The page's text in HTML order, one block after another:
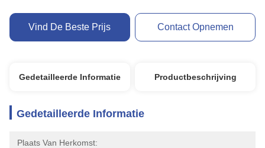
Vind De Beste Prijs Contact Opnemen
Gedetailleerde Informatie Productbeschrijving
Gedetailleerde Informatie
Plaats Van Herkomst: